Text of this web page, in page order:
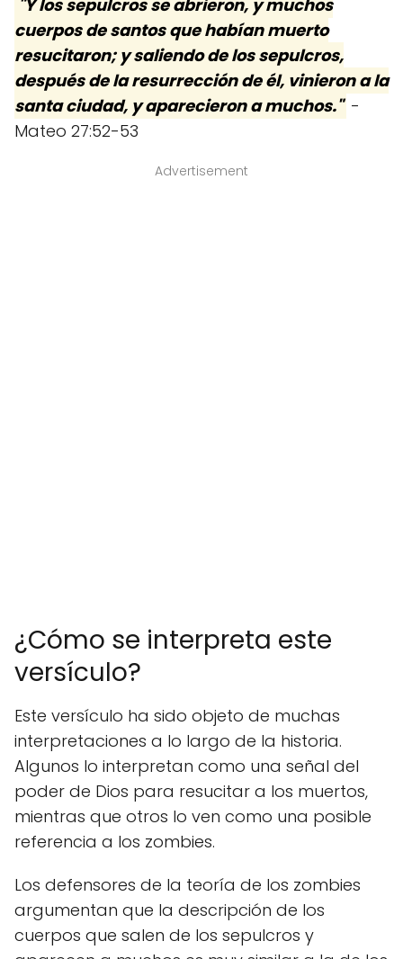
"Y los sepulcros se abrieron, y muchos
cuerpos de santos que habían muerto
resucitaron; y saliendo de los sepulcros,
después de la resurrección de él, vinieron a la
santa ciudad, y aparecieron a muchos." -
Mateo 27:52-53
Advertisement
¿Cómo se interpreta este
versículo?
Este versículo ha sido objeto de muchas
interpretaciones a lo largo de la historia.
Algunos lo interpretan como una señal del
poder de Dios para resucitar a los muertos,
mientras que otros lo ven como una posible
referencia a los zombies.
Los defensores de la teoría de los zombies
argumentan que la descripción de los
cuerpos que salen de los sepulcros y